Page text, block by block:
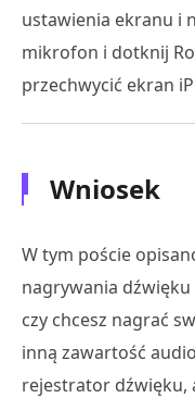
ustawienia ekranu i
mikrofon i dotknij
przechwycić ekran
Wniosek
W tym poście
nagrywania
czy chcesz nagrać
inną zawartość
rejestrator dźwięku,